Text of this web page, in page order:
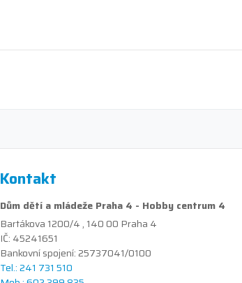
Kontakt
Dům dětí a mládeže Praha 4 - Hobby centrum 4
Bartákova 1200/4 , 140 00 Praha 4
IČ: 45241651
Bankovní spojení: 25737041/0100
Tel.: 241 731 510